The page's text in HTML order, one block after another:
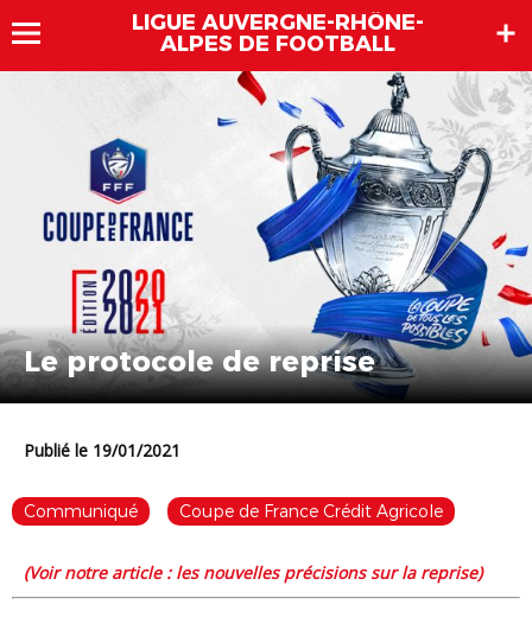
LIGUE AUVERGNE-RHÔNE-
ALPES DE FOOTBALL
Le protocole de reprise
Publié le 19/01/2021
Communiqué Coupe de France Crédit Agricole
(voir notre article : les nouvelles précisions sur la reprise)